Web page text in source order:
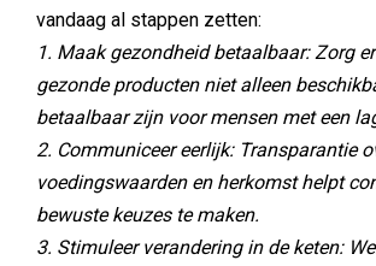
vandaag al stappen zetten:
1. Maak gezondheid betaalbaar: Zorg
gezonde producten niet alleen
betaalbaar zijn voor mensen met een
2. Communiceer eerlijk: Transparantie
voedingswaarden en herkomst helpt
bewuste keuzes te maken.
3. Stimuleer verandering in de keten: